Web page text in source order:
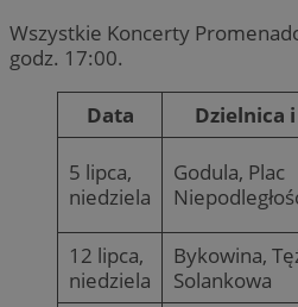
Wszystkie Koncerty
godz. 17:00.
Data Dzielnica
5 lipca,
niedziela
Godula, Plac
12 lipca,
niedziela
Bykowina,
Solankowa